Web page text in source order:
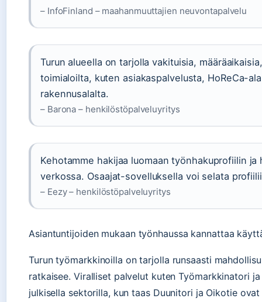
– InfoFinland – maahanmuuttajien neuvontapalvelu
Turun alueella on tarjolla vakituisia,
toimialoilta, kuten asiakaspalvelusta, HoReCa-
rakennusalalta.
– Barona – henkilöstöpalveluyritys
Kehotamme hakijaa luomaan työnhakuprofiilin
verkossa. Osaajat-sovelluksella voi selata
– Eezy – henkilöstöpalveluyritys
Asiantuntijoiden mukaan työnhaussa kannattaa
Turun työmarkkinoilla on tarjolla runsaasti
ratkaisee. Viralliset palvelut kuten Työmarkkinatori
julkisella sektorilla, kun taas Duunitori ja Oikotie